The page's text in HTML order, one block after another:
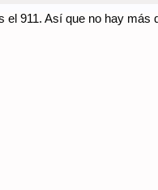
911. Así que no hay